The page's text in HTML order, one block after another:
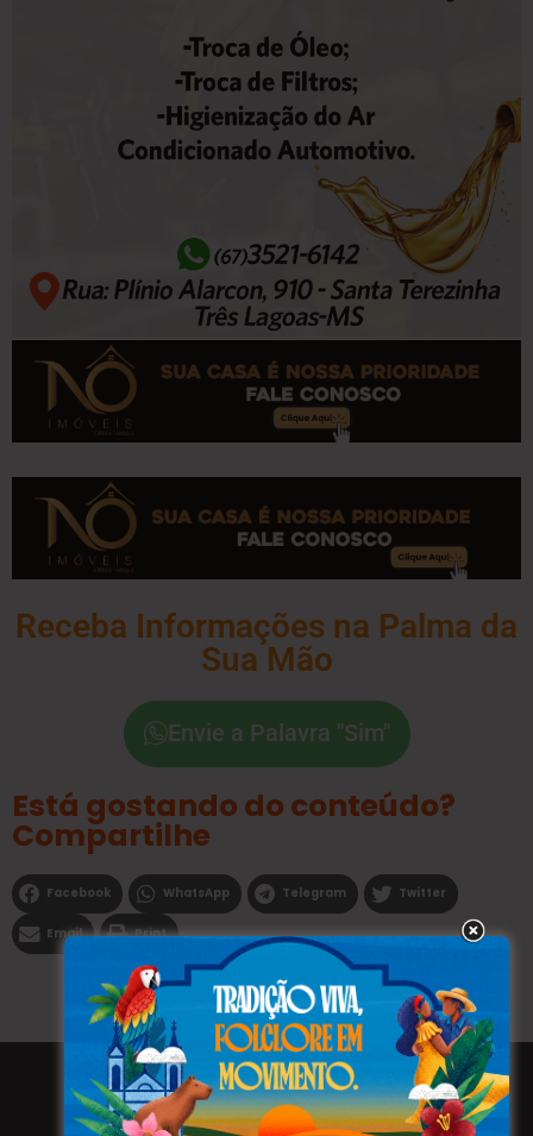
Receba Informações na Palma da
Sua Mão
Envie a Palavra "Sim"
Está gostando do conteúdo?
Compartilhe
Facebook WhatsApp Telegram Twitter
Email Print
Todos os direitos reservados a WEBFAVORITA.COM.BR